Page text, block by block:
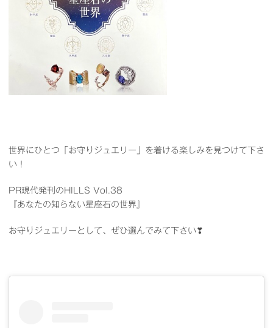
世界にひとつ「お守りジュエリー」を着ける楽しみを見つけて下さ
い！
PR現代発刊のHILLS Vol.38
『あなたの知らない星座石の世界』
お守りジュエリーとして、ぜひ選んでみて下さい❣